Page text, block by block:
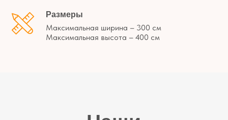
Размеры
Максимальная ширина – 300 см
Максимальная высота – 400 см